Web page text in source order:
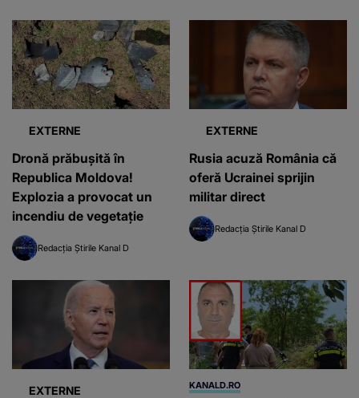
EXTERNE
Dronă prăbușită în
Republica Moldova!
Explozia a provocat un
incendiu de vegetație
Redacția Știrile Kanal D
EXTERNE
Rusia acuză România că
oferă Ucrainei sprijin
militar direct
Redacția Știrile Kanal D
EXTERNE KANALD.RO